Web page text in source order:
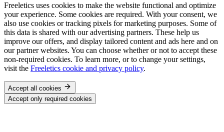
Freeletics uses cookies to make the website functional and optimize
your experience. Some cookies are required. With your consent, we
also use cookies or tracking pixels for marketing purposes. Some of
this data is shared with our advertising partners. These help us
improve our offers, and display tailored content and ads here and on
our partner websites. You can choose whether or not to accept these
non-required cookies. To learn more, or to change your settings,
visit the Freeletics cookie and privacy policy.
Accept all cookies
Accept only required cookies